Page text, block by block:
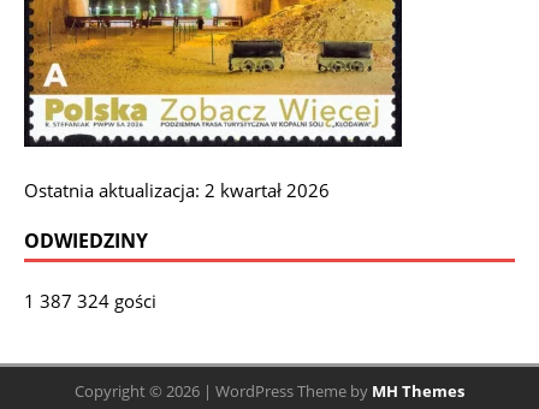
Ostatnia aktualizacja: 2 kwartał 2026
ODWIEDZINY
1 387 324 gości
Copyright © 2026 | WordPress Theme by MH Themes